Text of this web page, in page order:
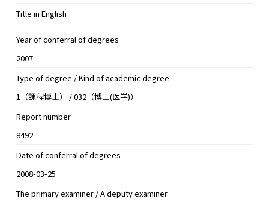
Title in English
Year of conferral of degrees
2007
Type of degree / Kind of academic degree
1（課程博士） / 032（博士(医学)）
Report number
8492
Date of conferral of degrees
2008-03-25
The primary examiner / A deputy examiner